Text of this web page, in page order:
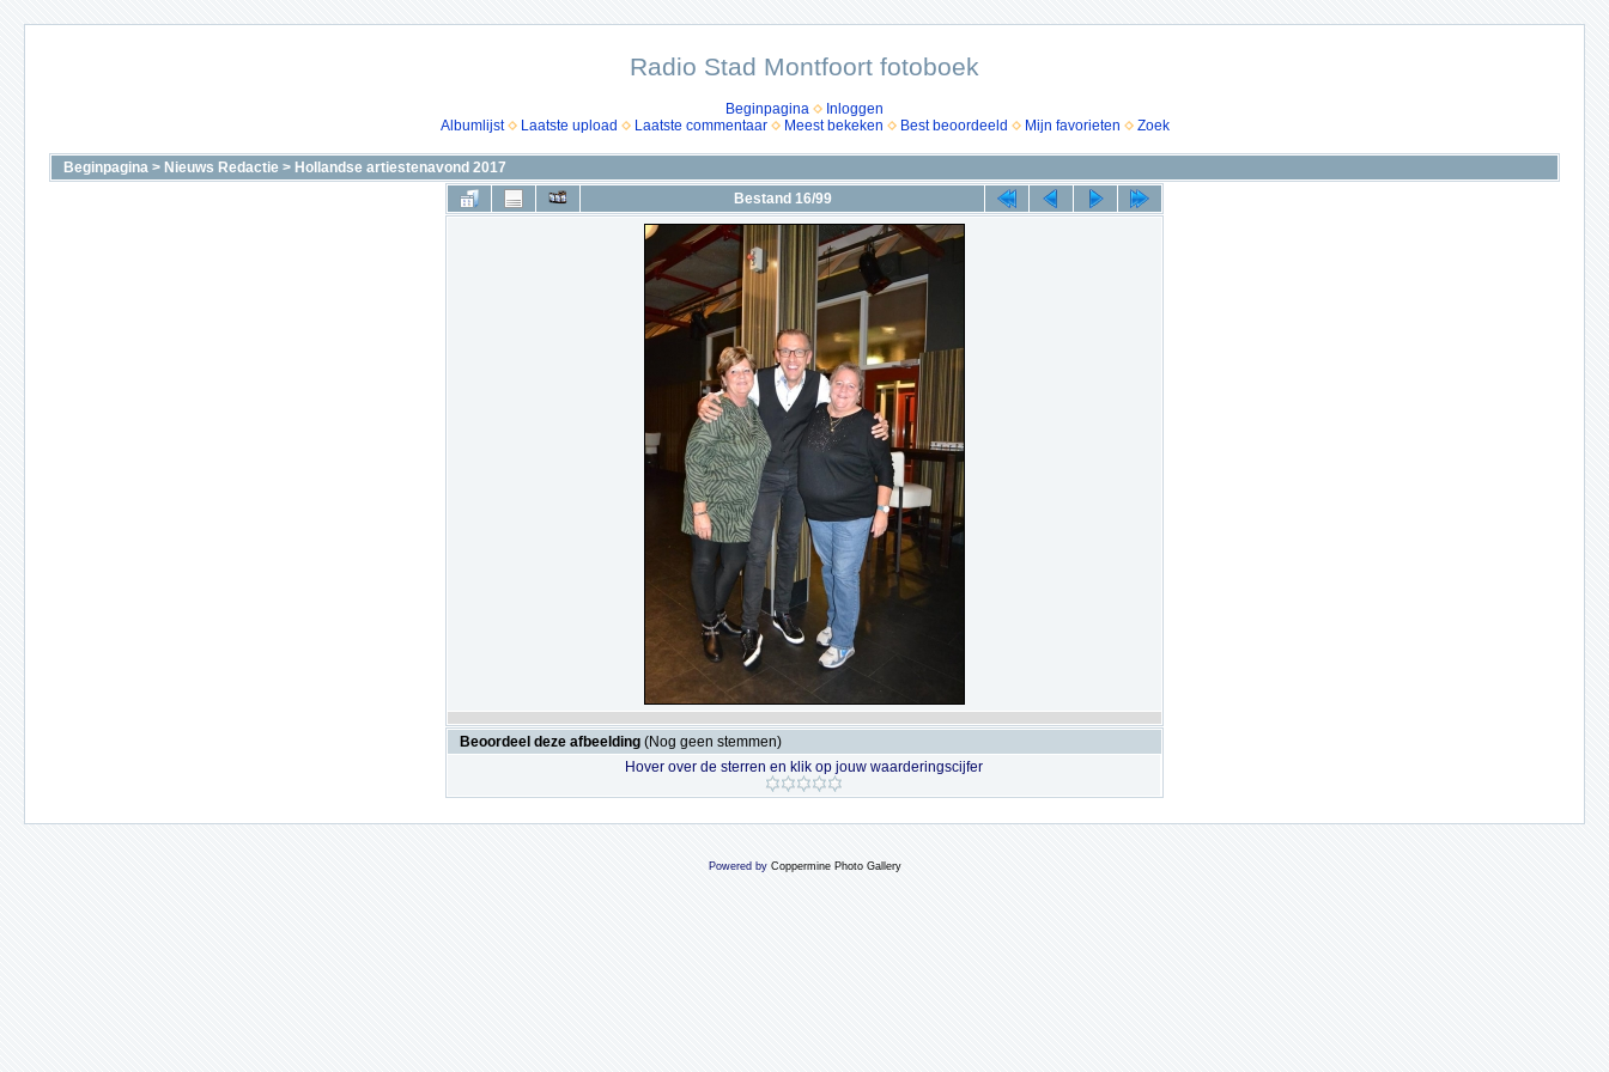
Radio Stad Montfoort fotoboek
Beginpagina
Inloggen
Albumlijst
Laatste upload Laatste commentaar Meest bekeken Best beoordeeld Mijn favorieten Zoek
Beginpagina > Nieuws Redactie > Hollandse artiestenavond 2017
Bestand 16/99
Beoordeel deze afbeelding (Nog geen stemmen)
Hover over de sterren en klik op jouw waarderingscijfer
Powered by Coppermine Photo Gallery